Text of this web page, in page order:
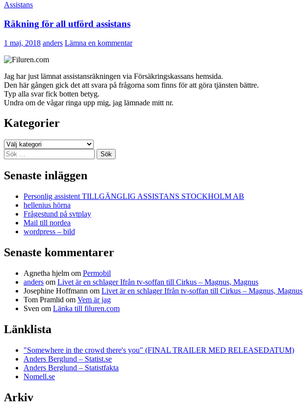
Assistans
Räkning för all utförd assistans
1 maj, 2018 anders Lämna en kommentar
Jag har just lämnat assistansräkningen via Försäkringskassans hemsida.
Den här gången gick det att svara på frågorna som finns för att göra tjänsten bättre.
Typ alla svar fick botten betyg.
Undra om de vågar ringa upp mig, jag lämnade mitt nr.
Kategorier
Kategorier
Sök
efter:
Senaste inläggen
Personlig assistent TILLGÄNGLIG ASSISTANS STOCKHOLM AB
hellenius hörna
Frågestund på svtplay
Mail till nordea
wordpress – bild
Senaste kommentarer
Agnetha hjelm om Permobil
anders om Livet är en schlager Ifrån tv-soffan till Cirkus – Magnus, Magnus
Josephine Hoffmann om Livet är en schlager Ifrån tv-soffan till Cirkus – Magnus, Magnus
Tom Pramlid om Vem är jag
Sven om Länka till filuren.com
Länklista
"Somewhere in the crowd there's you" (FINAL TRAILER MED RELEASEDATUM)
Anders Berglund – Statist.se
Anders Berglund – Statistfakta
Nomell.se
Arkiv